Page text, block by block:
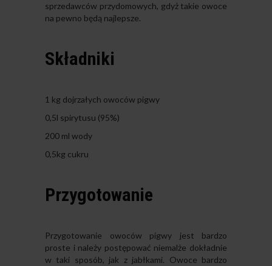
sprzedawców przydomowych, gdyż takie owoce
na pewno będą najlepsze.
Składniki
1 kg dojrzałych owoców pigwy
0,5l spirytusu (95%)
200 ml wody
0,5kg cukru
Przygotowanie
Przygotowanie owoców pigwy jest bardzo
proste i należy postępować niemalże dokładnie
w taki sposób, jak z jabłkami. Owoce bardzo